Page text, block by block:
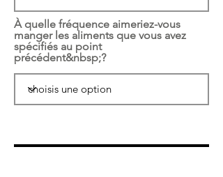
À quelle fréquence aimeriez-vous
manger les aliments que vous avez
spécifiés au point
précédent&nbsp;?